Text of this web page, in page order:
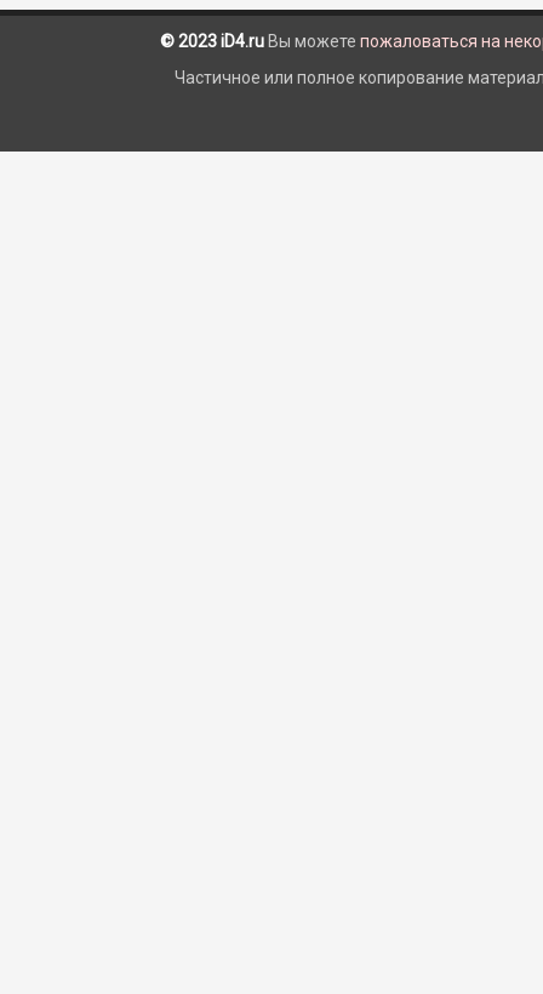
© 2023 iD4.ru Вы можете пожаловаться на
Частичное или полное копирование